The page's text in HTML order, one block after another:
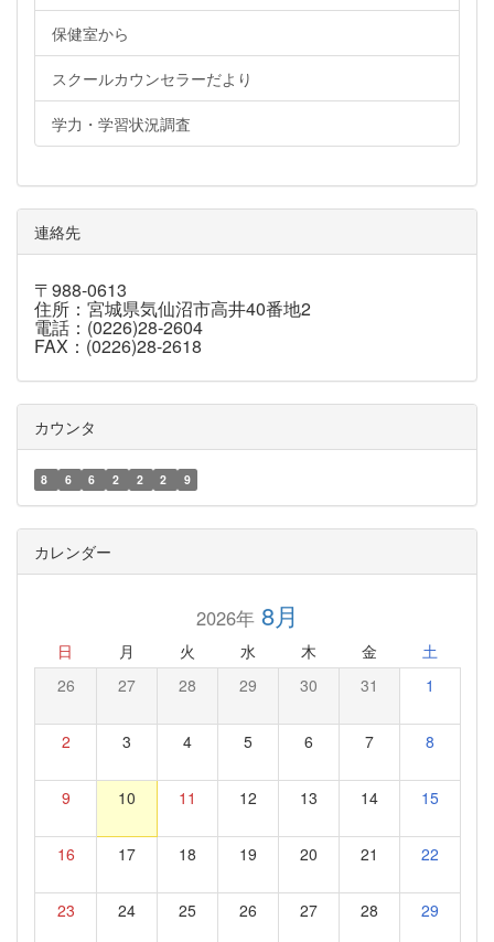
保健室から
スクールカウンセラーだより
学力・学習状況調査
連絡先
〒988-0613
住所：宮城県気仙沼市高井40番地2
電話：(0226)28-2604
FAX：(0226)28-2618
カウンタ
8 6 6 2 2 2 9
カレンダー
2026年8月
日 月 火 水 木 金 土
26 27 28 29 30 31 1
2 3 4 5 6 7 8
9 10 11 12 13 14 15
16 17 18 19 20 21 22
23 24 25 26 27 28 29